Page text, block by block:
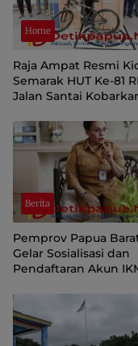
Home
Raja Ampat Resmi
Semarak HUT Ke-81
Jalan Santai
Nasionalisme
Berita
Pemprov Papua
Gelar Sosialisasi dan
Pendaftaran Akun